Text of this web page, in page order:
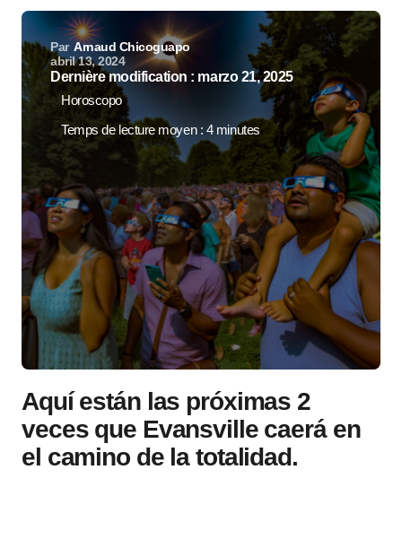
Par Arnaud Chicoguapo
abril 13, 2024
Dernière modification : marzo 21, 2025
Horoscopo
Temps de lecture moyen : 4 minutes
Aquí están las próximas 2
veces que Evansville caerá en
el camino de la totalidad.